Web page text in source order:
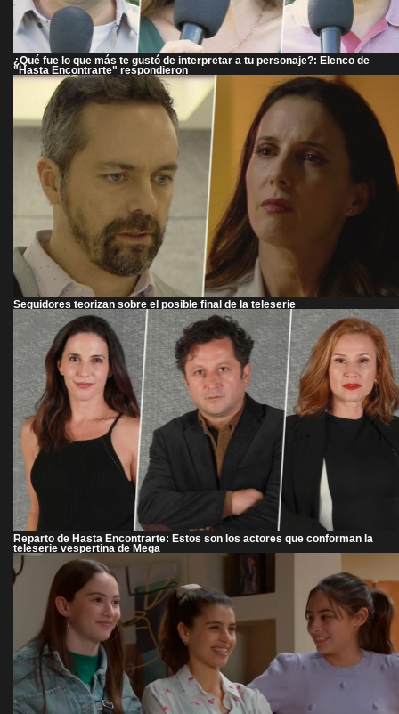
¿Qué fue lo que más te gustó de interpretar a tu personaje?: Elenco de
"Hasta Encontrarte" respondieron
Seguidores teorizan sobre el posible final de la teleserie
Reparto de Hasta Encontrarte: Estos son los actores que conforman la
teleserie vespertina de Mega